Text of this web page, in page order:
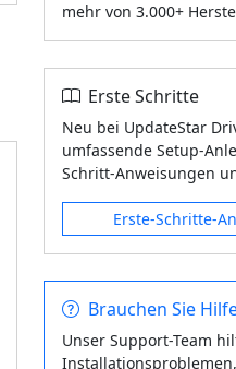
mehr von 3.000+
Erste Schritte
Neu bei UpdateStar
umfassende Setup-
Schritt-Anweisungen
Erste-Schritte-
Brauchen Sie
Unser Support-Team